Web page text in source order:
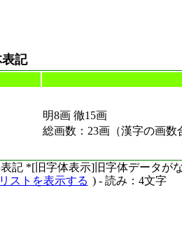
記
明8画 徹15画
総画数：23画（漢字の画数
記 *[旧字体表示]旧字体データが
ストを表示する ) - 読み：4文字